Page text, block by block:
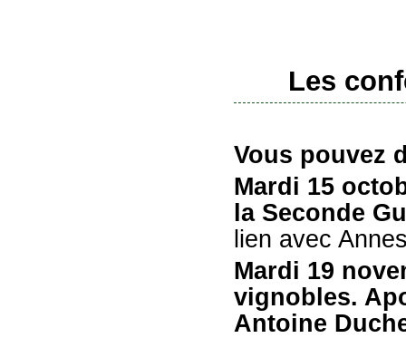
Les
Vous pouvez
Mardi 15
la Seconde
lien avec
Mardi 19
vignobles.
Antoine